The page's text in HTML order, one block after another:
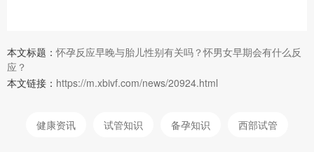
本文标题：怀孕反应早晚与胎儿性别有关吗？怀男女早期会有什么反
应？
本文链接： https://m.xbivf.com/news/20924.html
健康资讯 试管知识 备孕知识 西部试管